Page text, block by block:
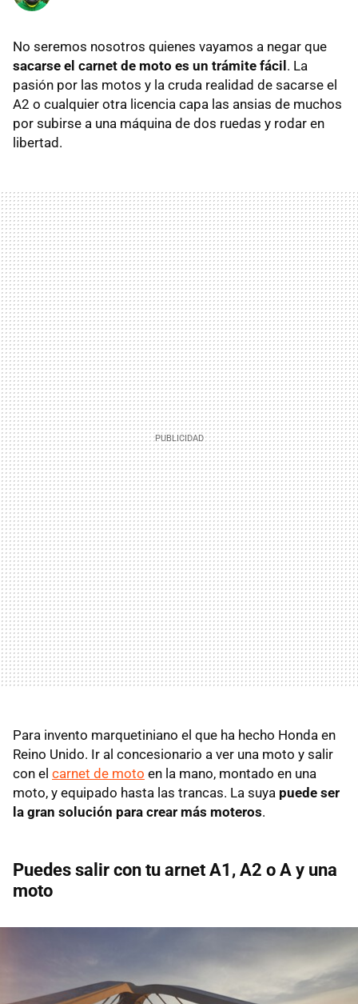
No seremos nosotros quienes vayamos a negar que
sacarse el carnet de moto es un trámite fácil. La
pasión por las motos y la cruda realidad de sacarse el
A2 o cualquier otra licencia capa las ansias de muchos
por subirse a una máquina de dos ruedas y rodar en
libertad.
Para invento marquetiniano el que ha hecho Honda en
Reino Unido. Ir al concesionario a ver una moto y salir
con el carnet de moto en la mano, montado en una
moto, y equipado hasta las trancas. La suya puede ser
la gran solución para crear más moteros.
Puedes salir con tu arnet A1, A2 o A y una
moto